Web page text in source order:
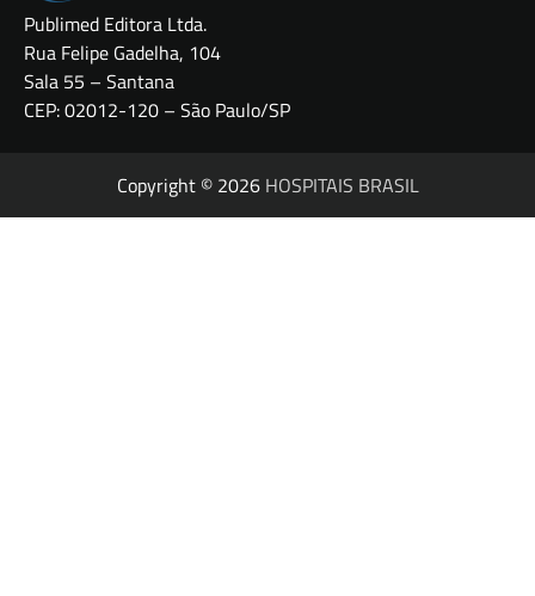
Publimed Editora Ltda.
Rua Felipe Gadelha, 104
Sala 55 – Santana
CEP: 02012-120 – São Paulo/SP
Copyright © 2026 HOSPITAIS BRASIL